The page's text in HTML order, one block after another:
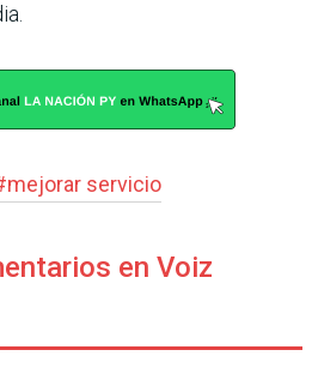
mejorar servicio
en Voiz